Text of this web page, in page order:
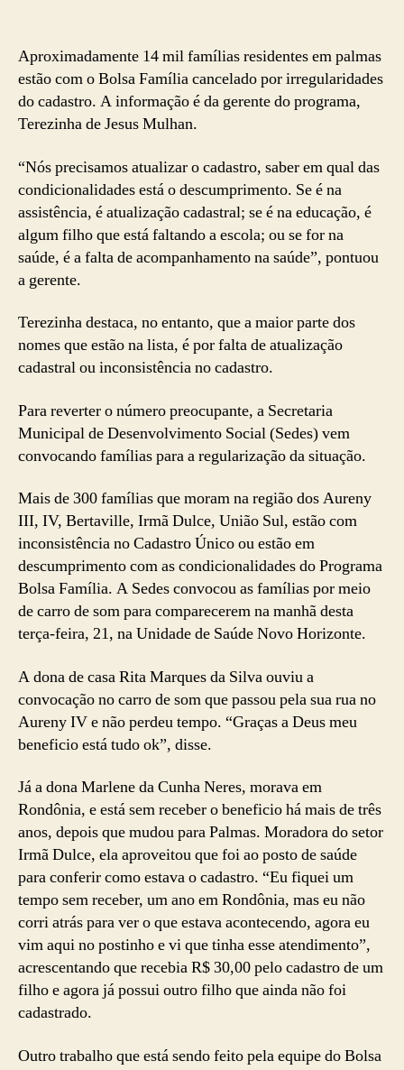
Aproximadamente 14 mil famílias residentes em palmas
estão com o Bolsa Família cancelado por irregularidades
do cadastro. A informação é da gerente do programa,
Terezinha de Jesus Mulhan.
“Nós precisamos atualizar o cadastro, saber em qual das
condicionalidades está o descumprimento. Se é na
assistência, é atualização cadastral; se é na educação, é
algum filho que está faltando a escola; ou se for na
saúde, é a falta de acompanhamento na saúde”, pontuou
a gerente.
Terezinha destaca, no entanto, que a maior parte dos
nomes que estão na lista, é por falta de atualização
cadastral ou inconsistência no cadastro.
Para reverter o número preocupante, a Secretaria
Municipal de Desenvolvimento Social (Sedes) vem
convocando famílias para a regularização da situação.
Mais de 300 famílias que moram na região dos Aureny
III, IV, Bertaville, Irmã Dulce, União Sul, estão com
inconsistência no Cadastro Único ou estão em
descumprimento com as condicionalidades do Programa
Bolsa Família. A Sedes convocou as famílias por meio
de carro de som para comparecerem na manhã desta
terça-feira, 21, na Unidade de Saúde Novo Horizonte.
A dona de casa Rita Marques da Silva ouviu a
convocação no carro de som que passou pela sua rua no
Aureny IV e não perdeu tempo. “Graças a Deus meu
beneficio está tudo ok”, disse.
Já a dona Marlene da Cunha Neres, morava em
Rondônia, e está sem receber o beneficio há mais de três
anos, depois que mudou para Palmas. Moradora do setor
Irmã Dulce, ela aproveitou que foi ao posto de saúde
para conferir como estava o cadastro. “Eu fiquei um
tempo sem receber, um ano em Rondônia, mas eu não
corri atrás para ver o que estava acontecendo, agora eu
vim aqui no postinho e vi que tinha esse atendimento”,
acrescentando que recebia R$ 30,00 pelo cadastro de um
filho e agora já possui outro filho que ainda não foi
cadastrado.
Outro trabalho que está sendo feito pela equipe do Bolsa